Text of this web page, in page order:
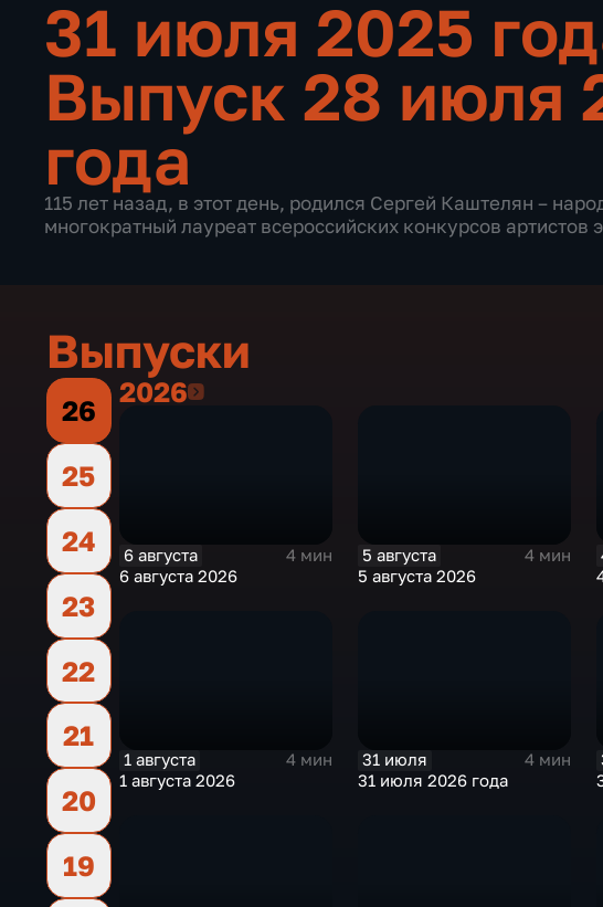
31 июля 2025
Выпуск 28 июля
года
115 лет назад, в этот день, родился Сергей Каштелян –
многократный лауреат всероссийских конкурсов артистов
Выпуски
26
25
24
23
22
21
20
19
20262026
6 августа
4 мин
6 августа 2026
5 августа
4 мин
5 августа 2026
1 августа
4 мин
1 августа 2026
31 июля
4 мин
31 июля 2026 года